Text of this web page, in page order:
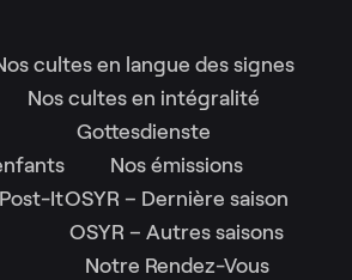
cultes en langue des signes
Nos cultes en intégralité
Gottesdienste
It
Nos émissions
OSYR – Dernière saison
OSYR – Autres saisons
Notre Rendez-Vous